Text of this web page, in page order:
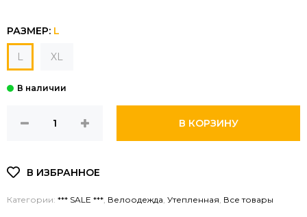
РАЗМЕР: L
L XL
В КОРЗИНУ
Категории: *** SALE *** Велоодежда Утепленная Все товары